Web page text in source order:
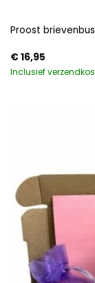
Proost
€16,95
Inclusief